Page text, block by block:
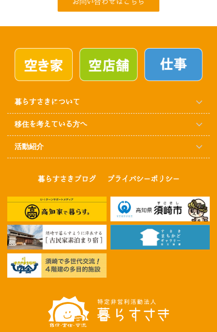
暮らすさきについて
移住を考えている方へ
活動紹介
暮らすさきブログ プライバシーポリシー